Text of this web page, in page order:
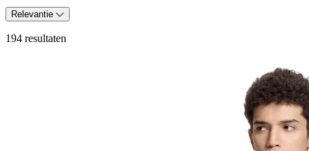
Relevantie
194 resultaten